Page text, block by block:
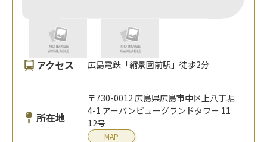
アクセス 広島電鉄「縮景園前駅」徒歩2分
所在地
〒730-0012 広島県広島市中区上八丁堀
4-1 アーバンビューグランドタワー 11
12号
MAP